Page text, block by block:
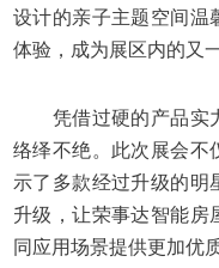
设计的亲子主题空间温
体验，成为展区内的又
凭借过硬的产品实力
络绎不绝。此次展会不
示了多款经过升级的明
升级，让荣事达智能房
同应用场景提供更加优